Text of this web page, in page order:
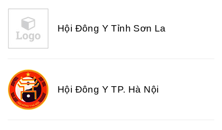
Hội Đông Y Tỉnh Sơn La
Hội Đông Y TP. Hà Nội